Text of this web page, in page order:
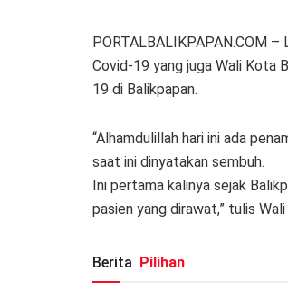
PORTALBALIKPAPAN.COM
Covid-19 yang juga Wali Kota
19 di Balikpapan.
“Alhamdulillah hari ini ada
saat ini dinyatakan sembuh.
Ini pertama kalinya sejak
pasien yang dirawat,” tulis
Berita Pilihan